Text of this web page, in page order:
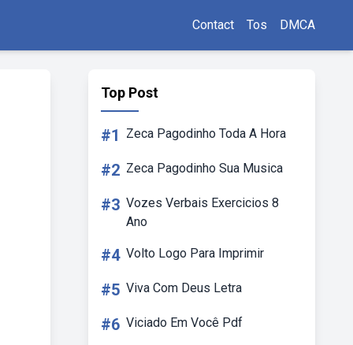
Contact Tos DMCA
Top Post
#1 Zeca Pagodinho Toda A Hora
#2 Zeca Pagodinho Sua Musica
#3 Vozes Verbais Exercicios 8
Ano
#4 Volto Logo Para Imprimir
#5 Viva Com Deus Letra
#6 Viciado Em Você Pdf